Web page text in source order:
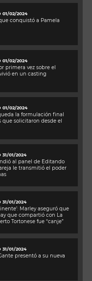
01/02/2024
conquistó a Pamela
01/02/2024
primera vez sobre el
en un casting
01/02/2024
la formulación final
solicitaron desde el
31/01/2024
al panel de Editando
le transmitió el poder
31/01/2024
Marley aseguró que
que compartió con La
Tortonese fue “canje”
31/01/2024
presentó a su nueva